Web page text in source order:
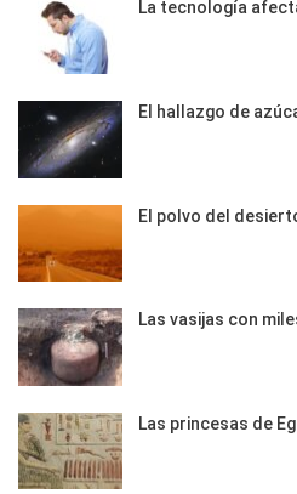
La tecnología
El hallazgo de
El polvo del
Las vasijas con
Las princesas de